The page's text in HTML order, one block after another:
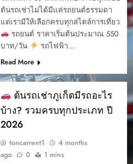
ต้นรถเช่าไม่ได้มีแค่รถยนต์ธรรมดา
แต่เรามีให้เลือกครบทุกสไตล์การเที่ยว
รถยนต์ ราคาเริ่มต้นประมาณ 550
บาท/วัน
รถไฟฟ้า…
Read More
ต้นรถเช่าภูเก็ตมีรถอะไร
บ้าง? รวมครบทุกประเภท ปี
2026
toncarrent1
4 months
ago
0 1 mins